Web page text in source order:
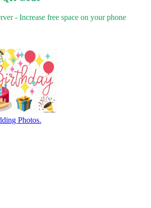
- Increase free space on your phone
Photos.